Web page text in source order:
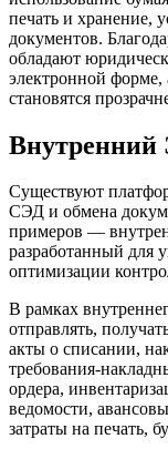
печать и хранение,
документов.
обладают
электронной форме,
становятся
Внутренний
Существуют
СЭД и обмена
примеров —
разработанный для
оптимизации
В рамках
отправлять,
акты о списании,
требования-
ордера,
ведомости,
затраты на печать,